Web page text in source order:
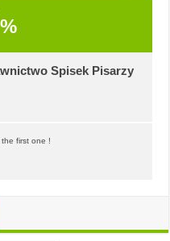
%
Spisek Pisarzy
the first one !